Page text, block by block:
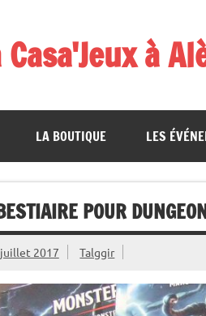
Casa'Jeux à
LA BOUTIQUE LES
POUR
2017 Talggir